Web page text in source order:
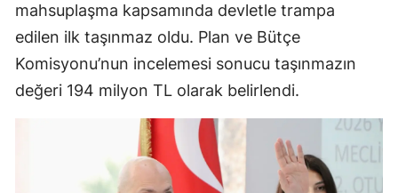
mahsuplaşma kapsamında devletle trampa
edilen ilk taşınmaz oldu. Plan ve Bütçe
Komisyonu’nun incelemesi sonucu taşınmazın
değeri 194 milyon TL olarak belirlendi.